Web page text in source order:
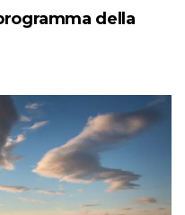
della